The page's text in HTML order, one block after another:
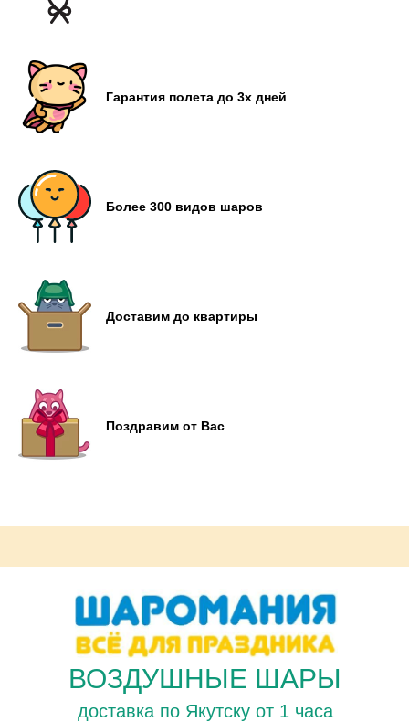
Гарантия полета до 3х дней
Более 300 видов шаров
Доставим до квартиры
Поздравим от Вас
ВОЗДУШНЫЕ ШАРЫ
доставка по Якутску от 1 часа